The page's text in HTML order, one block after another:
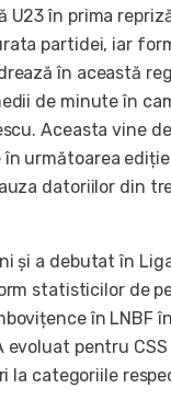
U23 în prima
partidei, iar
în această
de minute în
Aceasta vine
următoarea
datoriilor din
și a debutat în
statisticilor de
în LNBF
evoluat pentru
la categoriile